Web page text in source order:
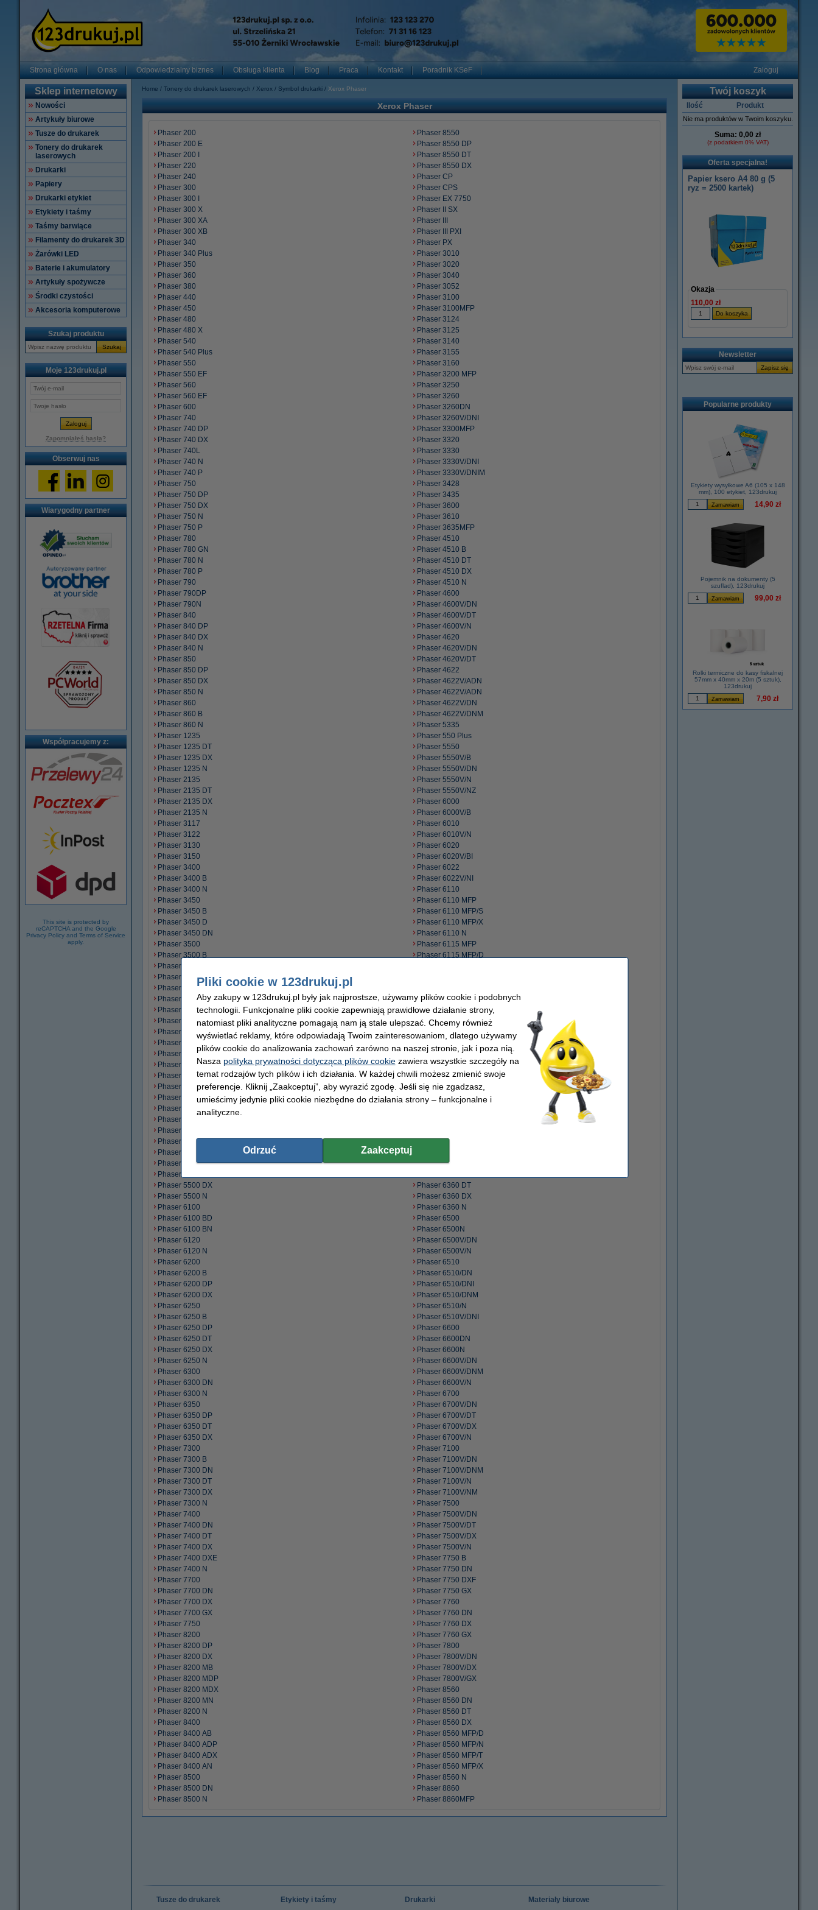
Strona główna O nas Odpowiedzialny biznes Obsługa klienta Blog Praca Kontakt Poradnik KSeF Zaloguj
Sklep internetowy
Nowości
Artykuły biurowe
Tusze do drukarek
Tonery do drukarek
laserowych
Drukarki
Papiery
Drukarki etykiet
Etykiety i taśmy
Taśmy barwiące
Filamenty do drukarek 3D
Żarówki LED
Baterie i akumulatory
Artykuły spożywcze
Środki czystości
Akcesoria komputerowe
Szukaj produktu
Szukaj
Moje 123drukuj.pl
Zapomniałeś hasła?
Obserwuj nas
Wiarygodny partner
Współpracujemy z:
This site is protected by
reCAPTCHA and the Google
Privacy Policy and Terms of Service
apply.
Home Tonery do drukarek laserowych Xerox Symbol drukarki Xerox Phaser
Xerox Phaser
Phaser 200
Phaser 200 E
Phaser 200 I
Phaser 220
Phaser 240
Phaser 300
Phaser 300 I
Phaser 300 X
Phaser 300 XA
Phaser 300 XB
Phaser 340
Phaser 340 Plus
Phaser 350
Phaser 360
Phaser 380
Phaser 440
Phaser 450
Phaser 480
Phaser 480 X
Phaser 540
Phaser 540 Plus
Phaser 550
Phaser 550 EF
Phaser 560
Phaser 560 EF
Phaser 600
Phaser 740
Phaser 740 DP
Phaser 740 DX
Phaser 740L
Phaser 740 N
Phaser 740 P
Phaser 750
Phaser 750 DP
Phaser 750 DX
Phaser 750 N
Phaser 750 P
Phaser 780
Phaser 780 GN
Phaser 780 N
Phaser 780 P
Phaser 790
Phaser 790DP
Phaser 790N
Phaser 840
Phaser 840 DP
Phaser 840 DX
Phaser 840 N
Phaser 850
Phaser 850 DP
Phaser 850 DX
Phaser 850 N
Phaser 860
Phaser 860 B
Phaser 860 N
Phaser 1235
Phaser 1235 DT
Phaser 1235 DX
Phaser 1235 N
Phaser 2135
Phaser 2135 DT
Phaser 2135 DX
Phaser 2135 N
Phaser 3117
Phaser 3122
Phaser 3130
Phaser 3150
Phaser 3400
Phaser 3400 B
Phaser 3400 N
Phaser 3450
Phaser 3450 B
Phaser 3450 D
Phaser 3450 DN
Phaser 3500
Phaser 3500 B
Phaser 3500 DN
Phaser 3500 N
Phaser 4400
Phaser 4400 B
Phaser 4400 DT
Phaser 4400 DX
Phaser 4400 N
Phaser 4500
Phaser 4500 B
Phaser 4500 DT
Phaser 4500 DX
Phaser 4500 N
Phaser 5400
Phaser 5400 DT
Phaser 5400 DX
Phaser 5400 N
Phaser 5500
Phaser 5500 B
Phaser 5500 DN
Phaser 5500 DT
Phaser 5500 DX
Phaser 5500 N
Phaser 6100
Phaser 6100 BD
Phaser 6100 BN
Phaser 6120
Phaser 6120 N
Phaser 6200
Phaser 6200 B
Phaser 6200 DP
Phaser 6200 DX
Phaser 6250
Phaser 6250 B
Phaser 6250 DP
Phaser 6250 DT
Phaser 6250 DX
Phaser 6250 N
Phaser 6300
Phaser 6300 DN
Phaser 6300 N
Phaser 6350
Phaser 6350 DP
Phaser 6350 DT
Phaser 6350 DX
Phaser 7300
Phaser 7300 B
Phaser 7300 DN
Phaser 7300 DT
Phaser 7300 DX
Phaser 7300 N
Phaser 7400
Phaser 7400 DN
Phaser 7400 DT
Phaser 7400 DX
Phaser 7400 DXE
Phaser 7400 N
Phaser 7700
Phaser 7700 DN
Phaser 7700 DX
Phaser 7700 GX
Phaser 7750
Phaser 8200
Phaser 8200 DP
Phaser 8200 DX
Phaser 8200 MB
Phaser 8200 MDP
Phaser 8200 MDX
Phaser 8200 MN
Phaser 8200 N
Phaser 8400
Phaser 8400 AB
Phaser 8400 ADP
Phaser 8400 ADX
Phaser 8400 AN
Phaser 8500
Phaser 8500 DN
Phaser 8500 N
Phaser 8550
Phaser 8550 DP
Phaser 8550 DT
Phaser 8550 DX
Phaser CP
Phaser CPS
Phaser EX 7750
Phaser II SX
Phaser III
Phaser III PXI
Phaser PX
Phaser 3010
Phaser 3020
Phaser 3040
Phaser 3052
Phaser 3100
Phaser 3100MFP
Phaser 3124
Phaser 3125
Phaser 3140
Phaser 3155
Phaser 3160
Phaser 3200 MFP
Phaser 3250
Phaser 3260
Phaser 3260DN
Phaser 3260V/DNI
Phaser 3300MFP
Phaser 3320
Phaser 3330
Phaser 3330V/DNI
Phaser 3330V/DNIM
Phaser 3428
Phaser 3435
Phaser 3600
Phaser 3610
Phaser 3635MFP
Phaser 4510
Phaser 4510 B
Phaser 4510 DT
Phaser 4510 DX
Phaser 4510 N
Phaser 4600
Phaser 4600V/DN
Phaser 4600V/DT
Phaser 4600V/N
Phaser 4620
Phaser 4620V/DN
Phaser 4620V/DT
Phaser 4622
Phaser 4622V/ADN
Phaser 4622V/ADN
Phaser 4622V/DN
Phaser 4622V/DNM
Phaser 5335
Phaser 550 Plus
Phaser 5550
Phaser 5550V/B
Phaser 5550V/DN
Phaser 5550V/N
Phaser 5550V/NZ
Phaser 6000
Phaser 6000V/B
Phaser 6010
Phaser 6010V/N
Phaser 6020
Phaser 6020V/BI
Phaser 6022
Phaser 6022V/NI
Phaser 6110
Phaser 6110 MFP
Phaser 6110 MFP/S
Phaser 6110 MFP/X
Phaser 6110 N
Phaser 6115 MFP
Phaser 6115 MFP/D
Phaser 6121MFP/D
Phaser 6121MFP/N
Phaser 6121MFP/S
Phaser 6125
Phaser 6128MFP
Phaser 6130
Phaser 6130N
Phaser 6140
Phaser 6180
Phaser 6280
Phaser 6360
Phaser 6360 DT
Phaser 6360 DX
Phaser 6360 N
Phaser 6500
Phaser 6500N
Phaser 6500V/DN
Phaser 6500V/N
Phaser 6510
Phaser 6510/DN
Phaser 6510/DNI
Phaser 6510/DNM
Phaser 6510/N
Phaser 6510V/DNI
Phaser 6600
Phaser 6600DN
Phaser 6600N
Phaser 6600V/DN
Phaser 6600V/DNM
Phaser 6600V/N
Phaser 6700
Phaser 6700V/DN
Phaser 6700V/DT
Phaser 6700V/DX
Phaser 6700V/N
Phaser 7100
Phaser 7100V/DN
Phaser 7100V/DNM
Phaser 7100V/N
Phaser 7100V/NM
Phaser 7500
Phaser 7500V/DN
Phaser 7500V/DT
Phaser 7500V/DX
Phaser 7500V/N
Phaser 7750 B
Phaser 7750 DN
Phaser 7750 DXF
Phaser 7750 GX
Phaser 7760
Phaser 7760 DN
Phaser 7760 DX
Phaser 7760 GX
Phaser 7800
Phaser 7800V/DN
Phaser 7800V/DX
Phaser 7800V/GX
Phaser 8560
Phaser 8560 DN
Phaser 8560 DT
Phaser 8560 DX
Phaser 8560 MFP/D
Phaser 8560 MFP/N
Phaser 8560 MFP/T
Phaser 8560 MFP/X
Phaser 8560 N
Phaser 8860
Phaser 8860MFP
Twój koszyk
Ilość Produkt
Nie ma produktów w Twoim koszyku.
Suma: 0,00 zł
(z podatkiem 0% VAT)
Oferta specjalna!
Papier ksero A4 80 g (5
ryz = 2500 kartek)
Okazja
110,00 zł
Newsletter
Popularne produkty
Etykiety wysyłkowe A6 (105 x 148
mm), 100 etykiet, 123drukuj
14,90 zł
Pojemnik na dokumenty (5
szuflad), 123drukuj
99,00 zł
Rolki termiczne do kasy fiskalnej
57mm x 40mm x 20m (5 sztuk),
123drukuj
7,90 zł
Tusze do drukarek Etykiety i taśmy Drukarki Materiały biurowe
Pliki cookie w 123drukuj.pl
Aby zakupy w 123drukuj.pl były jak najprostsze, używamy plików cookie i podobnych
technologii. Funkcjonalne pliki cookie zapewniają prawidłowe działanie strony,
natomiast pliki analityczne pomagają nam ją stale ulepszać. Chcemy również
wyświetlać reklamy, które odpowiadają Twoim zainteresowaniom, dlatego używamy
plików cookie do analizowania zachowań zarówno na naszej stronie, jak i poza nią.
Nasza polityka prywatności dotycząca plików cookiezawiera wszystkie szczegóły na
temat rodzajów tych plików i ich działania. W każdej chwili możesz zmienić swoje
preferencje. Kliknij „Zaakceptuj”, aby wyrazić zgodę. Jeśli się nie zgadzasz,
umieścimy jedynie pliki cookie niezbędne do działania strony – funkcjonalne i
analityczne.
Odrzuć Zaakceptuj